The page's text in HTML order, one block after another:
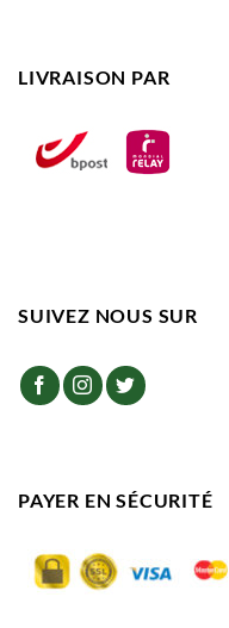
LIVRAISON PAR
SUIVEZ NOUS SUR
PAYER EN SÉCURITÉ